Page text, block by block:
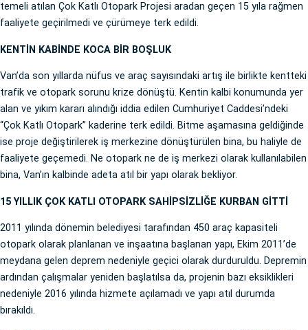
temeli atılan Çok Katlı Otopark Projesi aradan geçen 15 yıla rağmen
faaliyete geçirilmedi ve çürümeye terk edildi.
KENTİN KABİNDE KOCA BİR BOŞLUK
Van’da son yıllarda nüfus ve araç sayısındaki artış ile birlikte kentteki
trafik ve otopark sorunu krize dönüştü. Kentin kalbi konumunda yer
alan ve yıkım kararı alındığı iddia edilen Cumhuriyet Caddesi’ndeki
“Çok Katlı Otopark” kaderine terk edildi. Bitme aşamasına geldiğinde
ise proje değiştirilerek iş merkezine dönüştürülen bina, bu haliyle de
faaliyete geçemedi. Ne otopark ne de iş merkezi olarak kullanılabilen
bina, Van’ın kalbinde adeta atıl bir yapı olarak bekliyor.
15 YILLIK ÇOK KATLI OTOPARK SAHİPSİZLİĞE KURBAN GİTTİ
2011 yılında dönemin belediyesi tarafından 450 araç kapasiteli
otopark olarak planlanan ve inşaatına başlanan yapı, Ekim 2011’de
meydana gelen deprem nedeniyle geçici olarak durduruldu. Depremin
ardından çalışmalar yeniden başlatılsa da, projenin bazı eksiklikleri
nedeniyle 2016 yılında hizmete açılamadı ve yapı atıl durumda
bırakıldı.